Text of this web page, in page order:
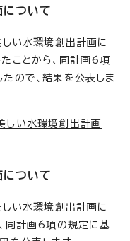
ついて
しい水環境創出計画に
ことから、同計画6項
ので、結果を公表しま
しい水環境創出計画
ついて
しい水環境創出計画に
同計画6項の規定に基